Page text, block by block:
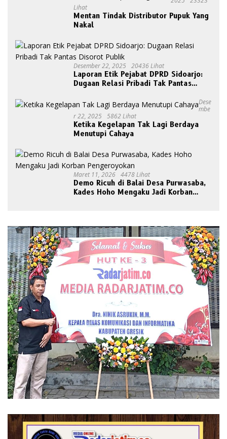
Lihat
Mentan Tindak Distributor Pupuk Yang
Nakal
Desember 22, 2025 20436 Lihat
Laporan Etik Pejabat DPRD Sidoarjo:
Dugaan Relasi Pribadi Tak Pantas
Dese
Mbe
R 22, 2025 5862 Lihat
Ketika Kegelapan Tak Lagi Berdaya
Menutupi Cahaya
Maret 11, 2026 4478 Lihat
Demo Ricuh di Balai Desa Purwasaba,
Kades Hoho Mengaku Jadi Korban